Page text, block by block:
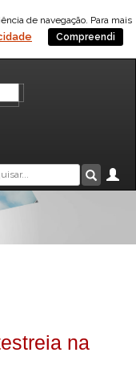
de navegação. Para mais
Compreendi
na